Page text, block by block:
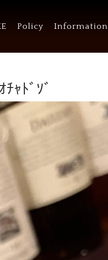
Policy Information
ｬﾄﾞｿﾞ